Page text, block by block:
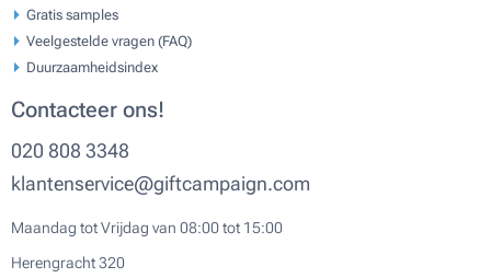
Gratis samples
Veelgestelde vragen (FAQ)
Duurzaamheidsindex
Contacteer ons!
020 808 3348
klantenservice@giftcampaign.com
Maandag tot Vrijdag van 08:00 tot 15:00
Herengracht 320